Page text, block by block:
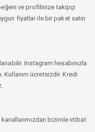
ve profilinize takipçi
fiyatlar ile bir paket satın
Instagram hesabınızla
Kullanım ücretsizdir. Kredi
kanallarımızdan bizimle irtibat